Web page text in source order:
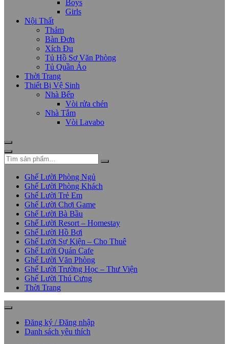
Boys
Girls
Nội Thất
Thảm
Bàn Đơn
Xích Đu
Tủ Hồ Sơ Văn Phòng
Tủ Quần Áo
Thời Trang
Thiết Bị Vệ Sinh
Nhà Bếp
Vòi rửa chén
Nhà Tắm
Vòi Lavabo
Ghế Lười Phòng Ngủ
Ghế Lười Phòng Khách
Ghế Lười Trẻ Em
Ghế Lười Chơi Game
Ghế Lười Bà Bầu
Ghế Lười Resort – Homestay
Ghế Lười Hồ Bơi
Ghế Lười Sự Kiện – Cho Thuê
Ghế Lười Quán Cafe
Ghế Lười Văn Phòng
Ghế Lười Trường Học – Thư Viện
Ghế Lười Thú Cưng
Thời Trang
Đăng ký / Đăng nhập
Danh sách yêu thích